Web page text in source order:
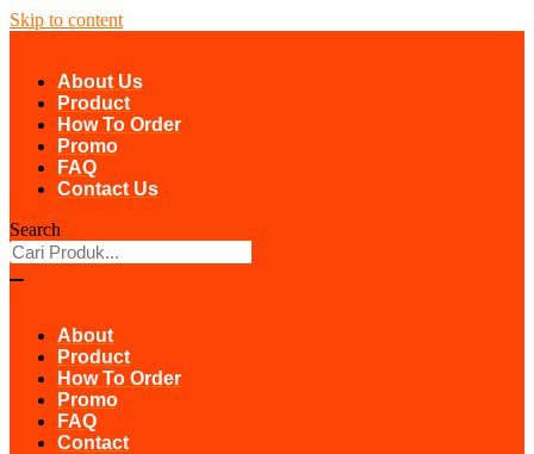
Skip to content
About Us
Product
How To Order
Promo
FAQ
Contact Us
Search
About
Product
How To Order
Promo
FAQ
Contact